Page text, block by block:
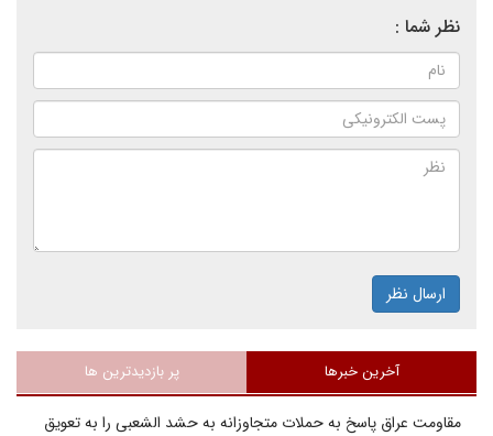
نظر شما :
ارسال نظر
آخرین خبرها پر بازدیدترین ها
مقاومت عراق پاسخ به حملات متجاوزانه به حشد الشعبی را به تعویق